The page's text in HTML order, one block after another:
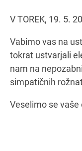
V TOREK, 19. 5.
Vabimo vas na
tokrat ustvarjali
nam na
simpatičnih
Veselimo se vaše